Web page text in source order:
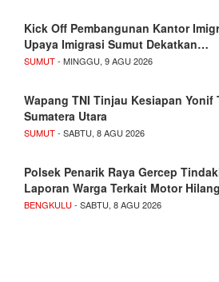
Kick Off Pembangunan Kantor
Upaya Imigrasi Sumut Dekatkan…
SUMUT- MINGGU, 9 AGU 2026
Wapang TNI Tinjau Kesiapan Yonif
Sumatera Utara
SUMUT- SABTU, 8 AGU 2026
Polsek Penarik Raya Gercep
Laporan Warga Terkait Motor Hilang
BENGKULU - SABTU, 8 AGU 2026